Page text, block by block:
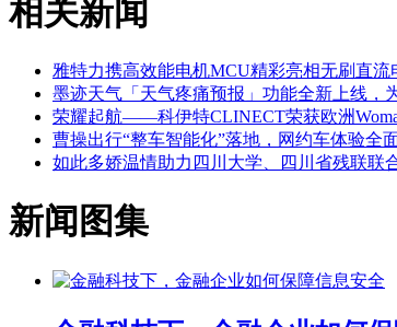
相关新闻
雅特力携高效能电机MCU精彩亮相无刷直流
墨迹天气「天气疼痛预报」功能全新上线，
荣耀起航——科伊特CLINECT荣获欧洲
曹操出行“整车智能化”落地，网约车体验全
如此多娇温情助力四川大学、四川省残联联
新闻图集